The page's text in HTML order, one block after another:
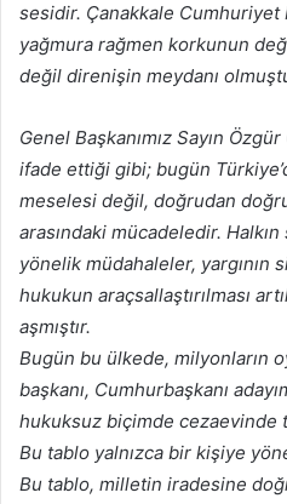
sesidir. Çanakkale Cumhuriyet
yağmura rağmen korkunun
değil direnişin meydanı
Genel Başkanımız Sayın
ifade ettiği gibi; bugün
meselesi değil, doğrudan
arasındaki mücadeledir.
yönelik müdahaleler, yargının
hukukun araçsallaştırılması
aşmıştır.
Bugün bu ülkede, milyonların
başkanı, Cumhurbaşkanı
hukuksuz biçimde cezaevinde
Bu tablo yalnızca bir kişiye
Bu tablo, milletin iradesine